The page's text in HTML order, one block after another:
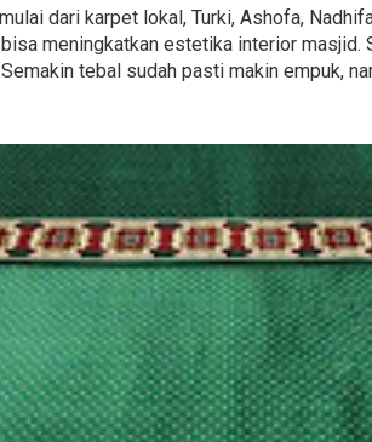
dari karpet lokal, Turki, Ashofa,
meningkatkan estetika interior
tebal sudah pasti makin empuk,